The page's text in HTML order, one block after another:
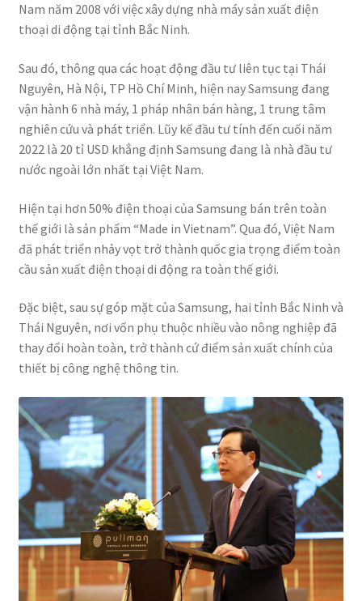
Nam năm 2008 với việc xây dựng nhà máy sản xuất điện
thoại di động tại tỉnh Bắc Ninh.
Sau đó, thông qua các hoạt động đầu tư liên tục tại Thái
Nguyên, Hà Nội, TP Hồ Chí Minh, hiện nay Samsung đang
vận hành 6 nhà máy, 1 pháp nhân bán hàng, 1 trung tâm
nghiên cứu và phát triển. Lũy kế đầu tư tính đến cuối năm
2022 là 20 tỉ USD khẳng định Samsung đang là nhà đầu tư
nước ngoài lớn nhất tại Việt Nam.
Hiện tại hơn 50% điện thoại của Samsung bán trên toàn
thế giới là sản phẩm “Made in Vietnam”. Qua đó, Việt Nam
đã phát triển nhảy vọt trở thành quốc gia trọng điểm toàn
cầu sản xuất điện thoại di động ra toàn thế giới.
Đặc biệt, sau sự góp mặt của Samsung, hai tỉnh Bắc Ninh và
Thái Nguyên, nơi vốn phụ thuộc nhiều vào nông nghiệp đã
thay đổi hoàn toàn, trở thành cứ điểm sản xuất chính của
thiết bị công nghệ thông tin.